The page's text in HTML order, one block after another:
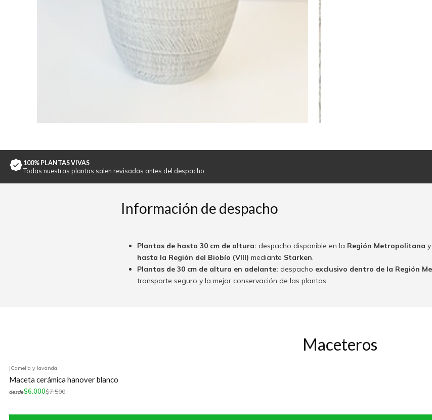
100% PLANTAS VIVAS
Todas nuestras plantas salen revisadas antes del despacho
Información de despacho
Plantas de hasta 30 cm de altura: despacho disponible en la Región Metropolitana
hasta la Región del Biobío (VIII) mediante Starken.
Plantas de 30 cm de altura en adelante: despacho exclusivo dentro de la Región
transporte seguro y la mejor conservación de las plantas.
Maceteros
|Camelia y lavanda
Maceta cerámica hanover blanco
desde$6.000$7.500